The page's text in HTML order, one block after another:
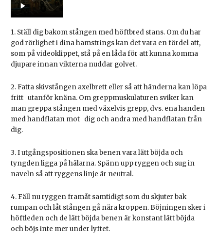
1. Ställ dig bakom stången med höftbred stans. Om du har
god rörlighet i dina hamstrings kan det vara en fördel att,
som på videoklippet, stå på en låda för att kunna komma
djupare innan vikterna nuddar golvet.
2. Fatta skivstången axelbrett eller så att händerna kan löpa
fritt utanför knäna. Om greppmuskulaturen sviker kan
man greppa stången med växelvis grepp, dvs. ena handen
med handflatan mot dig och andra med handflatan från
dig.
3. I utgångspositionen ska benen vara lätt böjda och
tyngden ligga på hälarna. Spänn upp ryggen och sug in
naveln så att ryggens linje är neutral.
4. Fäll nu ryggen framåt samtidigt som du skjuter bak
rumpan och låt stången gå nära kroppen. Böjningen sker i
höftleden och de lätt böjda benen är konstant lätt böjda
och böjs inte mer under lyftet.